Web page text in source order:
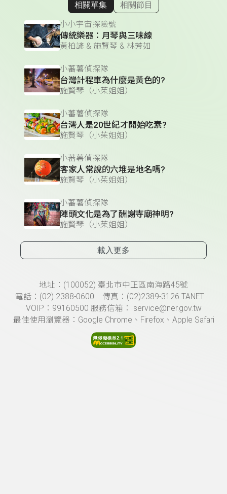
顯示相關單集
相關單集 相關節目
小小宇宙探險號
傳統樂器：月琴與三味線
黃柏諺 & 施賢琴 & 林芳如
小蕃薯偵探隊
台灣計程車為什麼是黃色的?
施賢琴（小茱姐姐）
小蕃薯偵探隊
台灣人是20世紀才開始吃素?
施賢琴（小茱姐姐）
小蕃薯偵探隊
客家人常說的六堆是地名嗎?
施賢琴（小茱姐姐）
小蕃薯偵探隊
陣頭文化是為了酬謝寺廟神明?
施賢琴（小茱姐姐）
載入更多
頁尾資訊地址：(100052) 臺北市中正區南海路45號
電話：(02) 2388-0600 傳真：(02)2389-3126 TANET
VOIP：99160500 服務信箱： service@ner.gov.tw
最佳使用瀏覽器：Google Chrome、Firefox、Apple Safari